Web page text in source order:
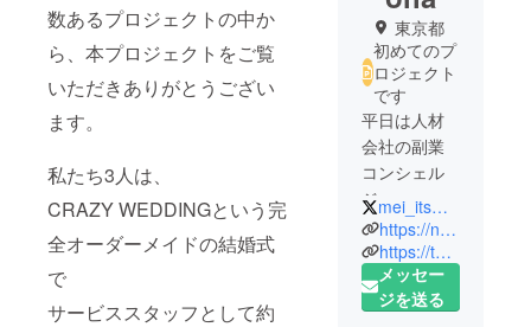
数あるプロジェクトの中か
ら、本プロジェクトをご覧
いただきありがとうござい
ます。
私たち3人は、
CRAZY WEDDINGという完
全オーダーメイドの結婚式
で
サービススタッフとして約
東京都
初めてのプ
ロジェクト
です
平日は人材
会社の副業
コンシェル
ジュ。
休日は
CRAZY
WEDDINGで
サービスス
mei_itsmine
https://note.com/itsmei
https://twitter.com/mei_itsmine
メッセー
ジを送る